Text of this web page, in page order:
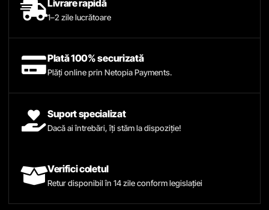
Livrare rapidă
1–2 zile lucrătoare
Plată 100% securizată
Plăți online prin Netopia Payments.
Suport specializat
Dacă ai întrebări, îți stăm la dispoziție!
Verifici coletul
Retur disponibil în 14 zile conform legislației